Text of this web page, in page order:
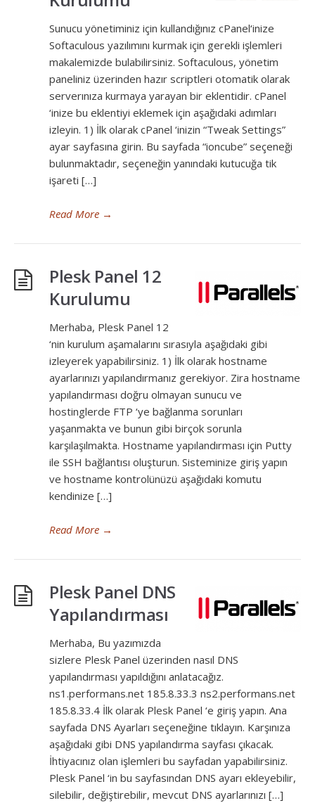
Sunucu yönetiminiz için kullandığınız cPanel‘inize
Softaculous yazılımını kurmak için gerekli işlemleri
makalemizde bulabilirsiniz. Softaculous, yönetim
paneliniz üzerinden hazır scriptleri otomatik olarak
serverınıza kurmaya yarayan bir eklentidir. cPanel
‘inize bu eklentiyi eklemek için aşağıdaki adımları
izleyin. 1) İlk olarak cPanel ‘inizin “Tweak Settings”
ayar sayfasına girin. Bu sayfada “ioncube” seçeneği
bulunmaktadır, seçeneğin yanındaki kutucuğa tik
işareti […]
Read More →
Plesk Panel 12
Kurulumu
Merhaba, Plesk Panel 12
‘nin kurulum aşamalarını sırasıyla aşağıdaki gibi
izleyerek yapabilirsiniz. 1) İlk olarak hostname
ayarlarınızı yapılandırmanız gerekiyor. Zira hostname
yapılandırması doğru olmayan sunucu ve
hostinglerde FTP ‘ye bağlanma sorunları
yaşanmakta ve bunun gibi birçok sorunla
karşılaşılmakta. Hostname yapılandırması için Putty
ile SSH bağlantısı oluşturun. Sisteminize giriş yapın
ve hostname kontrolünüzü aşağıdaki komutu
kendinize […]
Read More →
Plesk Panel DNS
Yapılandırması
Merhaba, Bu yazımızda
sizlere Plesk Panel üzerinden nasıl DNS
yapılandırması yapıldığını anlatacağız.
ns1.performans.net 185.8.33.3 ns2.performans.net
185.8.33.4 İlk olarak Plesk Panel ‘e giriş yapın. Ana
sayfada DNS Ayarları seçeneğine tıklayın. Karşınıza
aşağıdaki gibi DNS yapılandırma sayfası çıkacak.
İhtiyacınız olan işlemleri bu sayfadan yapabilirsiniz.
Plesk Panel ‘in bu sayfasından DNS ayarı ekleyebilir,
silebilir, değiştirebilir, mevcut DNS ayarlarınızı […]